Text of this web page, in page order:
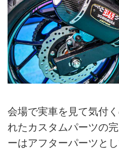
会場で実車を見て気付
れたカスタムパーツの
ーはアフターパーツと